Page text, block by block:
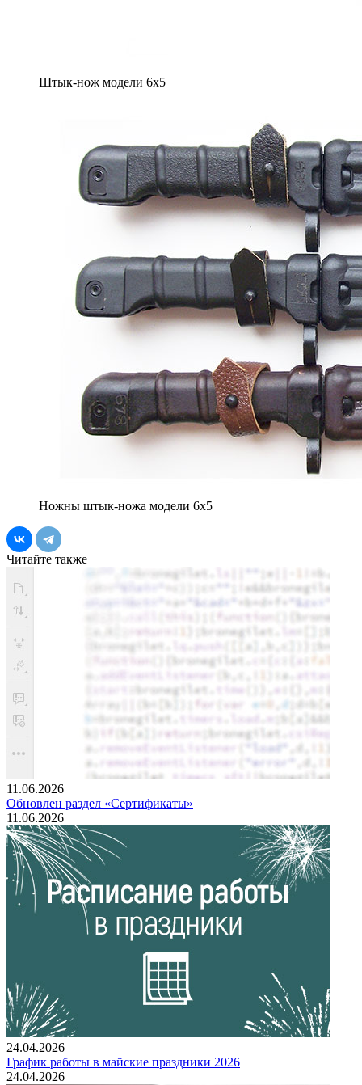
Штык-нож модели 6х5
Ножны штык-ножа модели 6х5
Читайте также
11.06.2026
Обновлен раздел «Сертификаты»
11.06.2026
24.04.2026
График работы в майские праздники 2026
24.04.2026